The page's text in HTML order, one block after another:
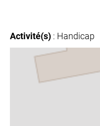
Activité(s) : Handicap